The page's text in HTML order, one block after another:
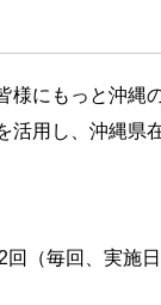
様にもっと沖縄
活用し、沖縄県
（毎回、実施日